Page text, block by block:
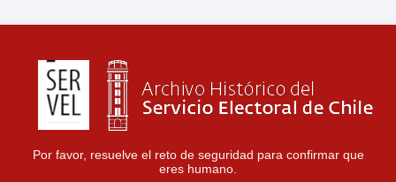
Por favor, resuelve el reto de seguridad para confirmar que
eres humano.